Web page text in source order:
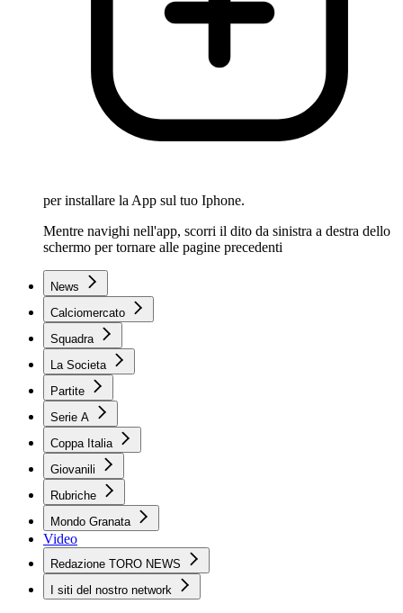
per installare la App sul tuo Iphone.
Mentre navighi nell'app, scorri il dito da sinistra a destra dello
schermo per tornare alle pagine precedenti
News
Calciomercato
Squadra
La Societa
Partite
Serie A
Coppa Italia
Giovanili
Rubriche
Mondo Granata
Video
Redazione TORO NEWS
I siti del nostro network